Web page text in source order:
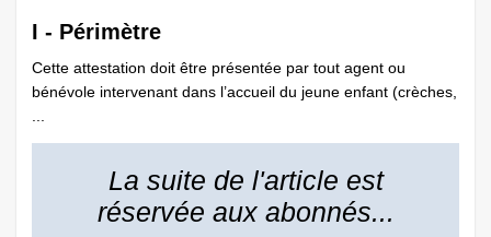
I - Périmètre
Cette attestation doit être présentée par tout agent ou
bénévole intervenant dans l’accueil du jeune enfant (crèches,
La suite de l'article est
réservée aux abonnés...